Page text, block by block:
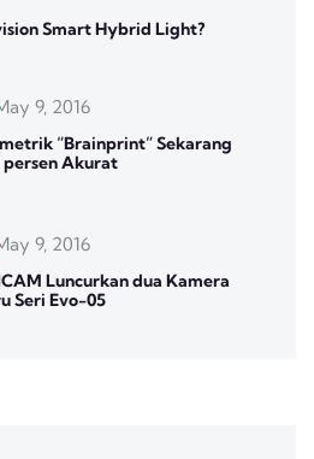
Smart Hybrid Light?
9, 2016
“Brainprint” Sekarang
persen Akurat
9, 2016
Luncurkan dua Kamera
Seri Evo-05